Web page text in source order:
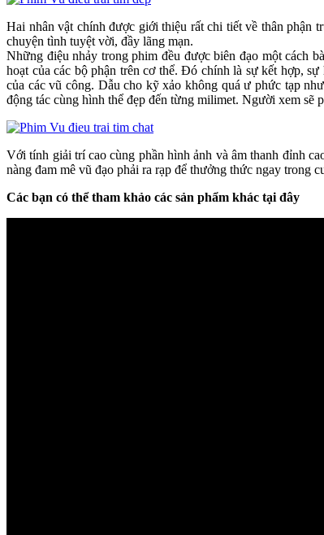
Hai nhân vật chính được giới thiệu rất chi tiết về thân phận
chuyện tình tuyệt vời, đầy lãng mạn.
Những điệu nhảy trong phim đều được biên đạo một cách
hoạt của các bộ phận trên cơ thể. Đó chính là sự kết hợp,
của các vũ công. Dẫu cho kỹ xảo không quá ư phức tạp
động tác cùng hình thể đẹp đến từng milimet. Người xem sẽ
Với tính giải trí cao cùng phần hình ảnh và âm thanh đỉnh
nàng đam mê vũ đạo phải ra rạp để thưởng thức ngay trong
Các bạn có thể tham khảo các sản phẩm khác tại đây